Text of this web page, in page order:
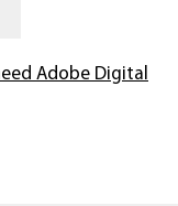
Adobe Digital